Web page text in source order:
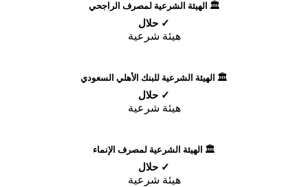
🏛️ الهيئة الشرعية لمصرف الراجحي
✓ حلال
هيئة شرعية
🏛️ الهيئة الشرعية للبنك الأهلي السعودي
✓ حلال
هيئة شرعية
🏛️ الهيئة الشرعية لمصرف الإنماء
✓ حلال
هيئة شرعية